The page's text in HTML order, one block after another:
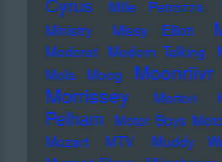
Cyrus
Mille Petrozza
Ministry Missy Elliott
Moderat Modern Talking
Mola
Moog Moonriivr
Morrissey Morton
Pelham
Motor Boys
Mozart
MTV Muddy